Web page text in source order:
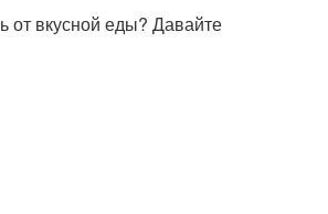
от вкусной еды? Давайте